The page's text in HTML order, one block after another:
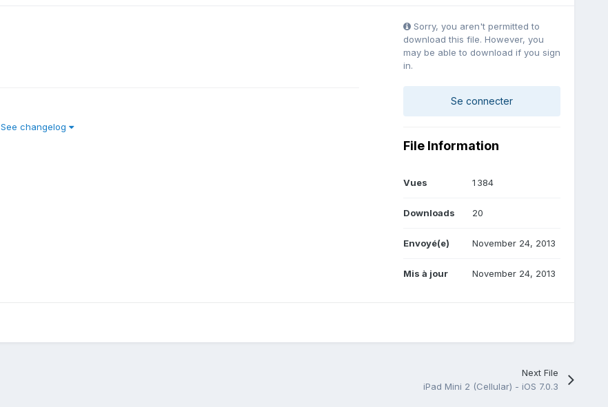
See changelog
Sorry, you aren't permitted to
download this file. However, you
may be able to download if you sign
in.
Se connecter
File Information
Vues 1 384
Downloads 20
Envoyé(e) November 24, 2013
Mis à jour November 24, 2013
Next File
iPad Mini 2 (Cellular) - iOS 7.0.3